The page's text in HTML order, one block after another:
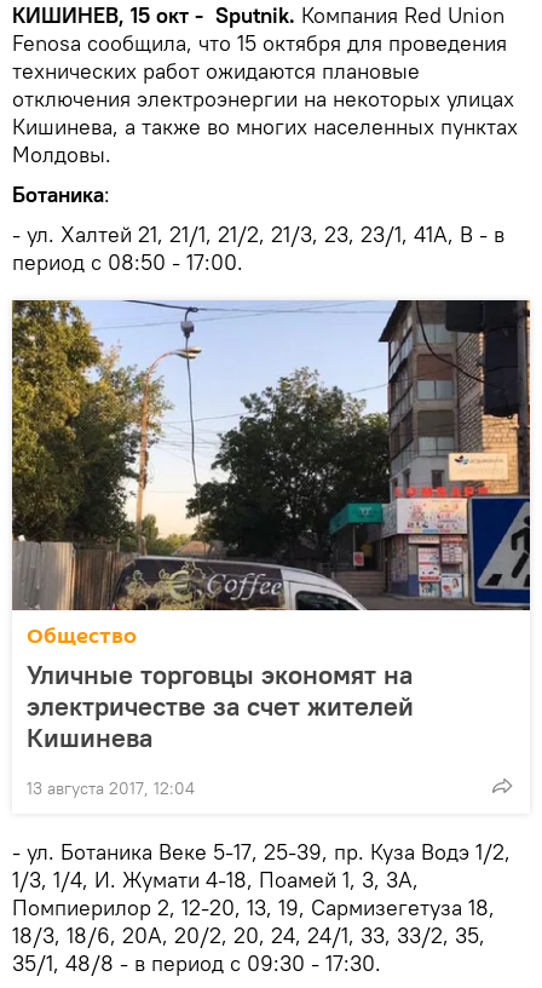
КИШИНЕВ, 15 окт - Sputnik. Компания Red Union
Fenosa сообщила, что 15 октября для проведения
технических работ ожидаются плановые
отключения электроэнергии на некоторых улицах
Кишинева, а также во многих населенных пунктах
Молдовы.
Ботаника:
- ул. Халтей 21, 21/1, 21/2, 21/3, 23, 23/1, 41A, B - в
период с 08:50 - 17:00.
Общество
Уличные торговцы экономят на
электричестве за счет жителей
Кишинева
13 августа 2017, 12:04
- ул. Ботаника Веке 5-17, 25-39, пр. Куза Водэ 1/2,
1/3, 1/4, И. Жумати 4-18, Поамей 1, 3, 3A,
Помпиерилор 2, 12-20, 13, 19, Сармизегетуза 18,
18/3, 18/6, 20A, 20/2, 20, 24, 24/1, 33, 33/2, 35,
35/1, 48/8 - в период с 09:30 - 17:30.